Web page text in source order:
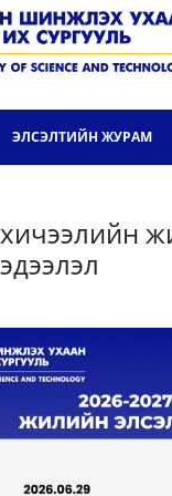
ЭЛСЭЛТИЙН ЖУРАМ